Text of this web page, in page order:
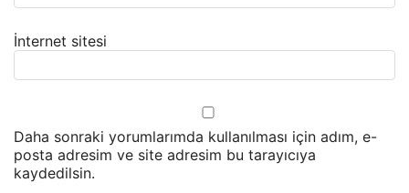
İnternet sitesi
Daha sonraki yorumlarımda kullanılması için adım, e-
posta adresim ve site adresim bu tarayıcıya
kaydedilsin.